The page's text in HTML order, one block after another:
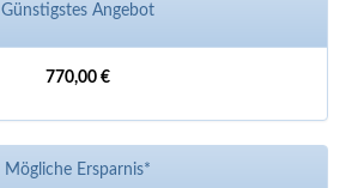
Günstigstes Angebot
770,00 €
Mögliche Ersparnis*